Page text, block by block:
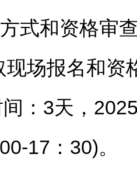
和资格审
报名和资
3天，2025
17：30)。